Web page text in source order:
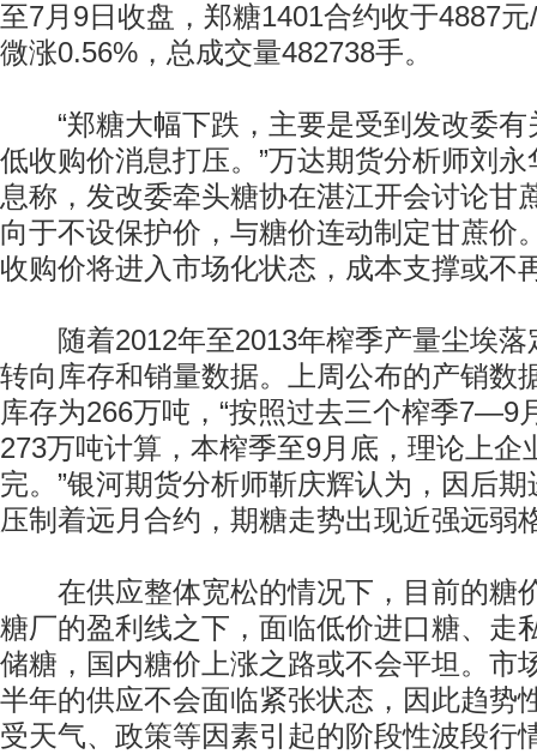
至7月9日收盘，郑糖1401合约收于4887
微涨0.56%，总成交量482738手。
“郑糖大幅下跌，主要是受到发改委有
低收购价消息打压。”万达期货分析师刘
息称，发改委牵头糖协在湛江开会讨论甘
向于不设保护价，与糖价连动制定甘蔗价
收购价将进入市场化状态，成本支撑或不
随着2012年至2013年榨季产量尘埃落
转向库存和销量数据。上周公布的产销数
库存为266万吨，“按照过去三个榨季7—9
273万吨计算，本榨季至9月底，理论上企
完。”银河期货分析师靳庆辉认为，因后
压制着远月合约，期糖走势出现近强远弱
在供应整体宽松的情况下，目前的糖
糖厂的盈利线之下，面临低价进口糖、走
储糖，国内糖价上涨之路或不会平坦。市
半年的供应不会面临紧张状态，因此趋势
受天气、政策等因素引起的阶段性波段行